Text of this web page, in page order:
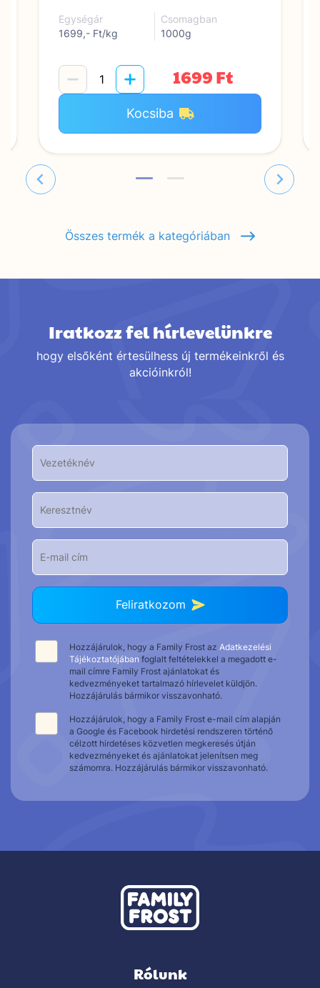
Egységár
1699,- Ft/kg
Csomagban
1000g
1699 Ft
Kocsiba
Összes termék a kategóriában
Iratkozz fel hírlevelünkre
hogy elsőként értesülhess új termékeinkről és
akcióinkról!
Feliratkozom
Hozzájárulok, hogy a Family Frost az Adatkezelési
Tájékoztatójában foglalt feltételekkel a megadott e-
mail címre Family Frost ajánlatokat és
kedvezményeket tartalmazó hírlevelet küldjön.
Hozzájárulás bármikor visszavonható.
Hozzájárulok, hogy a Family Frost e-mail cím alapján
a Google és Facebook hirdetési rendszeren történő
célzott hirdetéses közvetlen megkeresés útján
kedvezményeket és ajánlatokat jelenítsen meg
számomra. Hozzájárulás bármikor visszavonható.
Rólunk